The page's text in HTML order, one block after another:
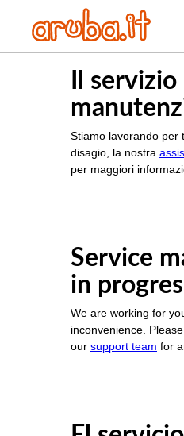
Il
Stiamo lavorando per
disagio, la nostra
per maggiori
Service
in
We are working for
inconvenience.
our support team for